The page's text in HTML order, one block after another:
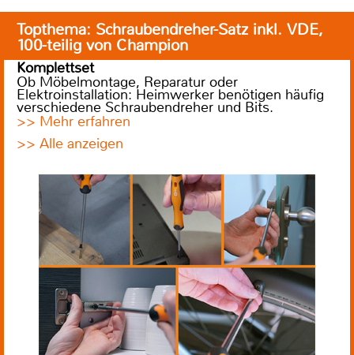
Topthema: Schraubendreher-Satz inkl. VDE,
100-teilig von Champion
Komplettset
Ob Möbelmontage, Reparatur oder
Elektroinstallation: Heimwerker benötigen häufig
verschiedene Schraubendreher und Bits.
>> Mehr erfahren
>> Alle anzeigen